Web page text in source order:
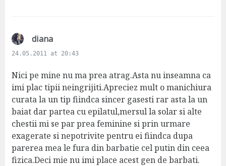
dianas
a
s
:
24.05.2011 at 20:43
Nici pe mine nu ma prea atrag.Asta nu inseamna ca
imi plac tipii neingrijiti.Apreciez mult o manichiura
curata la un tip fiindca sincer gasesti rar asta la un
baiat dar partea cu epilatul,mersul la solar si alte
chestii mi se par prea feminine si prin urmare
exagerate si nepotrivite pentru ei fiindca dupa
parerea mea le fura din barbatie cel putin din ceea
fizica.Deci mie nu imi place acest gen de barbati.